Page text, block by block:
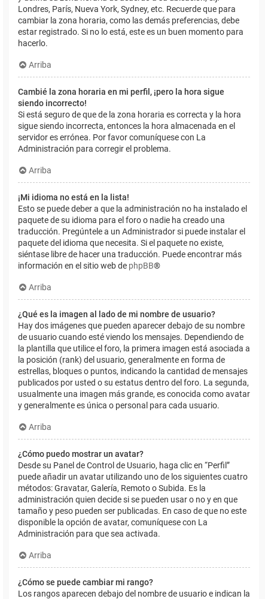
Londres, París, Nueva York, Sydney, etc. Recuerde que para
cambiar la zona horaria, como las demás preferencias, debe
estar registrado. Si no lo está, este es un buen momento para
hacerlo.
Arriba
Cambié la zona horaria en mi perfil, ¡pero la hora sigue
siendo incorrecto!
Si está seguro de que de la zona horaria es correcta y la hora
sigue siendo incorrecta, entonces la hora almacenada en el
servidor es errónea. Por favor comuníquese con La
Administración para corregir el problema.
Arriba
¡Mi idioma no está en la lista!
Esto se puede deber a que la administración no ha instalado el
paquete de su idioma para el foro o nadie ha creado una
traducción. Pregúntele a un Administrador si puede instalar el
paquete del idioma que necesita. Si el paquete no existe,
siéntase libre de hacer una traducción. Puede encontrar más
información en el sitio web de phpBB®
Arriba
¿Qué es la imagen al lado de mi nombre de usuario?
Hay dos imágenes que pueden aparecer debajo de su nombre
de usuario cuando esté viendo los mensajes. Dependiendo de
la plantilla que utilice el foro, la primera imagen está asociada a
la posición (rank) del usuario, generalmente en forma de
estrellas, bloques o puntos, indicando la cantidad de mensajes
publicados por usted o su estatus dentro del foro. La segunda,
usualmente una imagen más grande, es conocida como avatar
y generalmente es única o personal para cada usuario.
Arriba
¿Cómo puedo mostrar un avatar?
Desde su Panel de Control de Usuario, haga clic en “Perfil”
puede añadir un avatar utilizando uno de los siguientes cuatro
métodos: Gravatar, Galería, Remoto o Subida. Es la
administración quien decide si se pueden usar o no y en que
tamaño y peso pueden ser publicadas. En caso de que no este
disponible la opción de avatar, comuníquese con La
Administración para que sea activada.
Arriba
¿Cómo se puede cambiar mi rango?
Los rangos aparecen debajo del nombre de usuario e indican la